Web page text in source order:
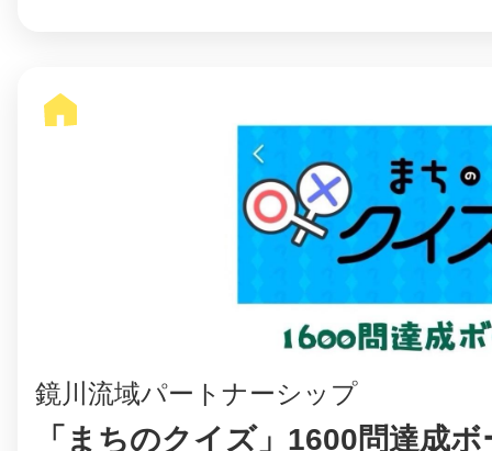
鏡川流域パートナーシップ
「まちのクイズ」1600問達成